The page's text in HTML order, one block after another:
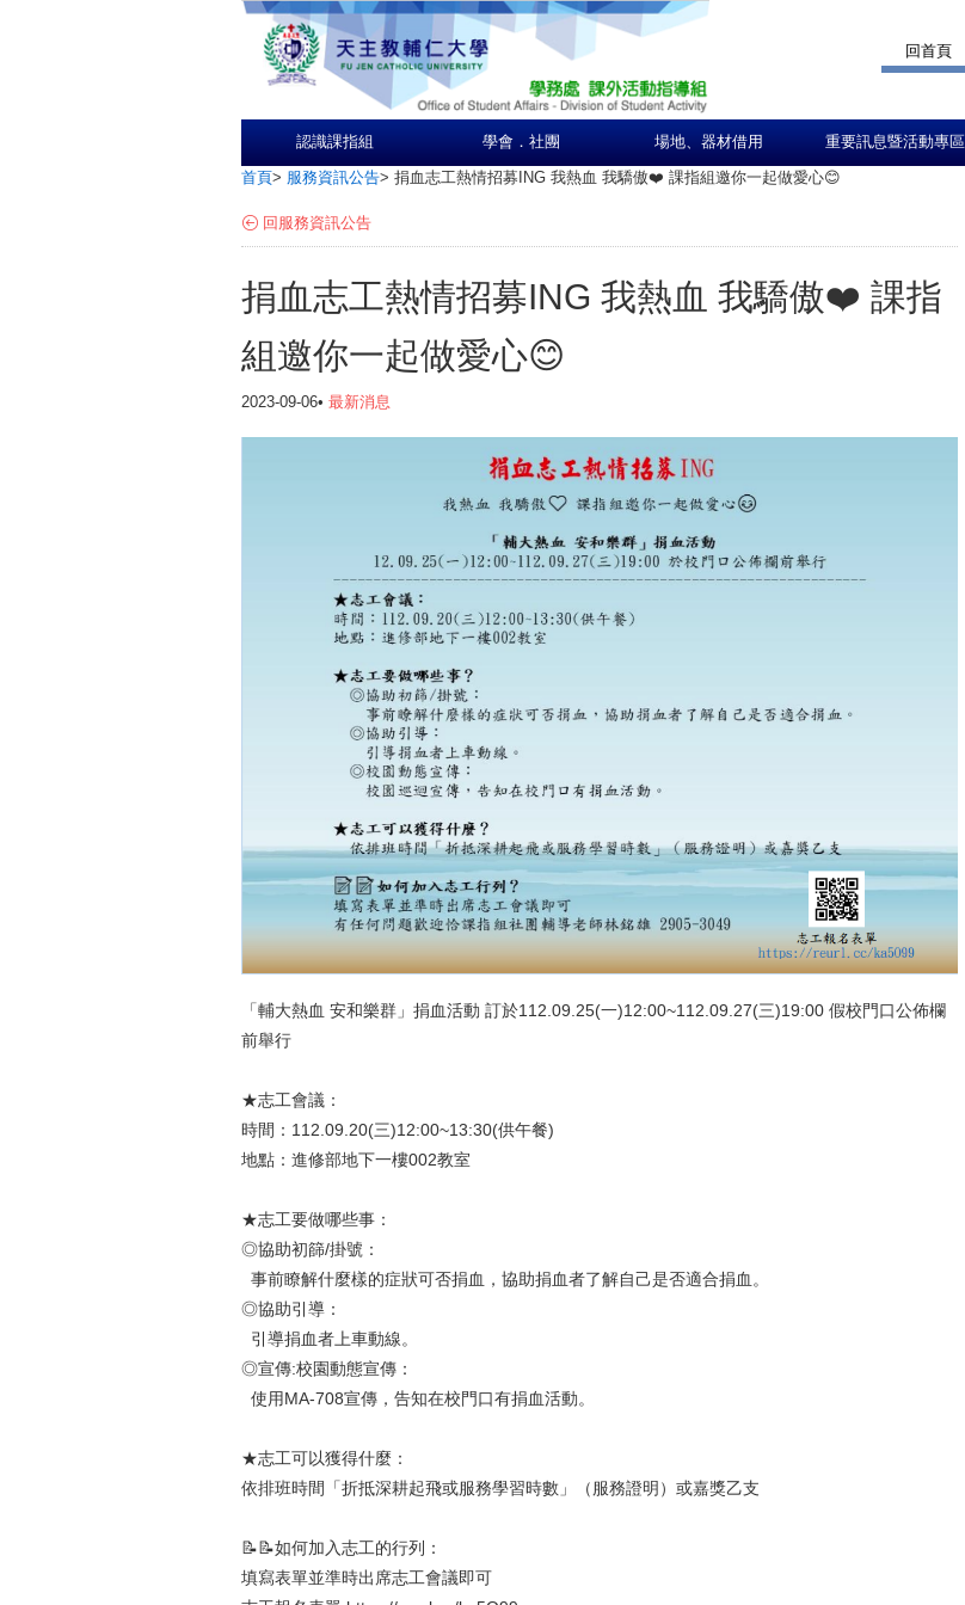
回首頁
認識課指組 學會．社團 場地、器材借用 重要訊息暨活動專區
首頁> 服務資訊公告> 捐血志工熱情招募ING 我熱血 我驕傲❤️ 課指組邀你一起做愛心😊
回服務資訊公告
捐血志工熱情招募ING 我熱血 我驕傲❤️ 課指
組邀你一起做愛心😊
2023-09-06• 最新消息
「輔大熱血 安和樂群」捐血活動 訂於112.09.25(一)12:00~112.09.27(三)19:00 假校門口公佈欄
前舉行
★志工會議：
時間：112.09.20(三)12:00~13:30(供午餐)
地點：進修部地下一樓002教室
★志工要做哪些事：
◎協助初篩/掛號：
事前瞭解什麼樣的症狀可否捐血，協助捐血者了解自己是否適合捐血。
◎協助引導：
引導捐血者上車動線。
◎宣傳:校園動態宣傳：
使用MA-708宣傳，告知在校門口有捐血活動。
★志工可以獲得什麼：
依排班時間「折抵深耕起飛或服務學習時數」（服務證明）或嘉獎乙支
📝📝如何加入志工的行列：
填寫表單並準時出席志工會議即可